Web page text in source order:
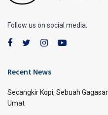
Follow us on social media:
Recent News
Secangkir Kopi, Sebuah
Umat